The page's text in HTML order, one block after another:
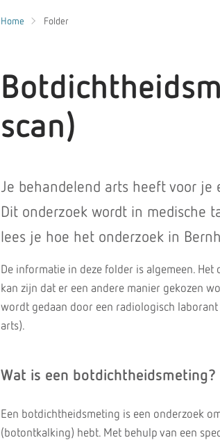
Home Folder
scan)
Je behandelend arts heeft voor je
Dit onderzoek wordt in medische
lees je hoe het onderzoek in
De informatie in deze folder is algemeen. Het
kan zijn dat er een andere manier gekozen
wordt gedaan door een radiologisch
arts).
Wat is een botdichtheidsmeting?
Een botdichtheidsmeting is een onderzoek
(botontkalking) hebt. Met behulp van een